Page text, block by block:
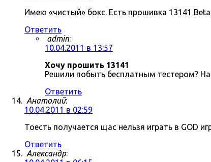
Имею «чистый» бокс. Есть прошивка 13141
Ответить
admin:
10.04.2011 в 13:57
Хочу прошить 13141
Решили побыть бесплатным тестером?
Ответить
Анатолий:
10.04.2011 в 02:59
Тоесть получается щас нельзя играть в GOD
Ответить
Александр: